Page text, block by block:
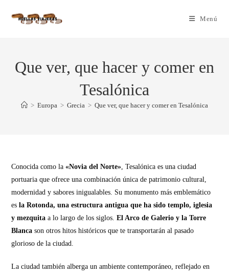
Menú
Que ver, que hacer y comer en
Tesalónica
> Europa > Grecia > Que ver, que hacer y comer en Tesalónica
Conocida como la«Novia del Norte», Tesalónica es una ciudad
portuaria que ofrece una combinación única de patrimonio cultural,
modernidad y sabores inigualables. Su monumento más emblemático
esla Rotonda, una estructura antigua que ha sido templo, iglesia
y mezquita a lo largo de los siglos.El Arco de Galerio y la Torre
Blanca son otros hitos históricos que te transportarán al pasado
glorioso de la ciudad.
La ciudad también alberga un ambiente contemporáneo, reflejado en